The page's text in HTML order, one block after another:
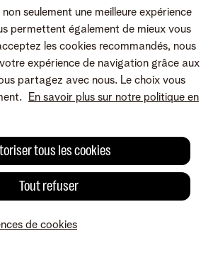
/
seulement une meilleure expérience
permettent également de mieux vous
les cookies recommandés, nous
expérience de navigation grâce aux
partagez avec nous. Le choix vous
En savoir plus sur notre politique en
Tout refuser
tous les cookies
de cookies